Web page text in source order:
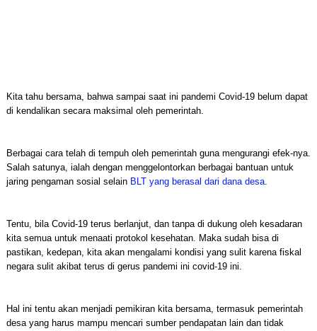
Kita tahu bersama, bahwa sampai saat ini pandemi Covid-19 belum dapat
di kendalikan secara maksimal oleh pemerintah.
Berbagai cara telah di tempuh oleh pemerintah guna mengurangi efek-nya.
Salah satunya, ialah dengan menggelontorkan berbagai bantuan untuk
jaring pengaman sosial selain BLT yang berasal dari dana desa.
Tentu, bila Covid-19 terus berlanjut, dan tanpa di dukung oleh kesadaran
kita semua untuk menaati protokol kesehatan. Maka sudah bisa di
pastikan, kedepan, kita akan mengalami kondisi yang sulit karena fiskal
negara sulit akibat terus di gerus pandemi ini covid-19 ini.
Hal ini tentu akan menjadi pemikiran kita bersama, termasuk pemerintah
desa yang harus mampu mencari sumber pendapatan lain dan tidak